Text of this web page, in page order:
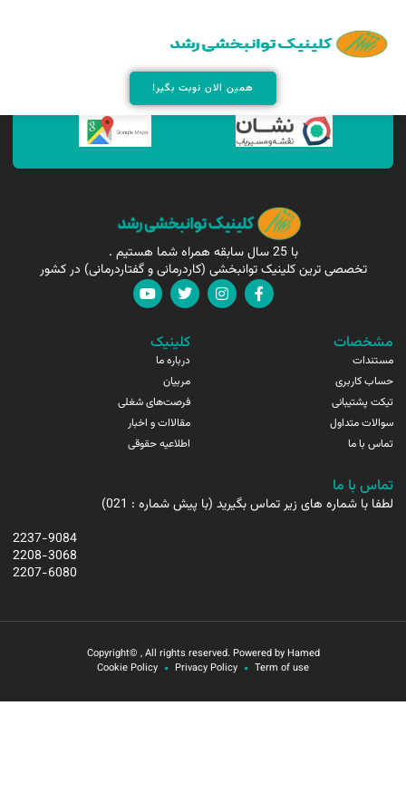
همین الان نوبت بگیر!
همین الان مارا پیدا کنید !
با 25 سال سابقه همراه شما هستیم .
تخصصی ترین کلینیک توانبخشی (کاردرمانی و گفتاردرمانی) در کشور
مشخصات
مستندات
حساب کاربری
تیکت پشتیبانی
سوالات متداول
تماس با ما
کلینیک
درباره ما
مربیان
فرصت‌های شغلی
مقالاات و اخبار
اطلاعیه حقوقی
تماس با ما
لطفا با شماره های زیر تماس بگیرید (با پیش شماره : 021)
2237-9084
2208-3068
2207-6080
Copyright© , All rights reserved. Powered by Hamed
Term of use
Privacy Policy
Cookie Policy